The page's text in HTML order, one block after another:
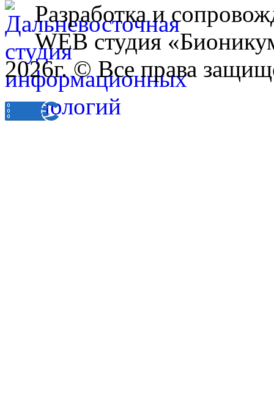
Разработка и
WEB студия
2026г. © Все права